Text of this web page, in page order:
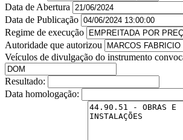
Data de Abertura
Data de Publicação
Regime de execução
Autoridade que autorizou
Veículos de divulgação do instrumento
Resultado:
Data homologação: